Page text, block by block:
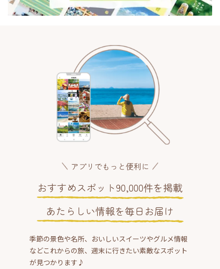
アプリでもっと便利に
おすすめスポット90,000件を掲載
あたらしい情報を毎日お届け
季節の景色や名所、おいしいスイーツやグルメ情報
などこれからの旅、週末に行きたい素敵なスポット
が見つかります♪